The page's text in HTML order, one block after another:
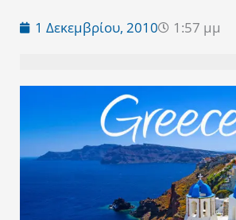
1 Δεκεμβρίου, 2010 1:57 μμ